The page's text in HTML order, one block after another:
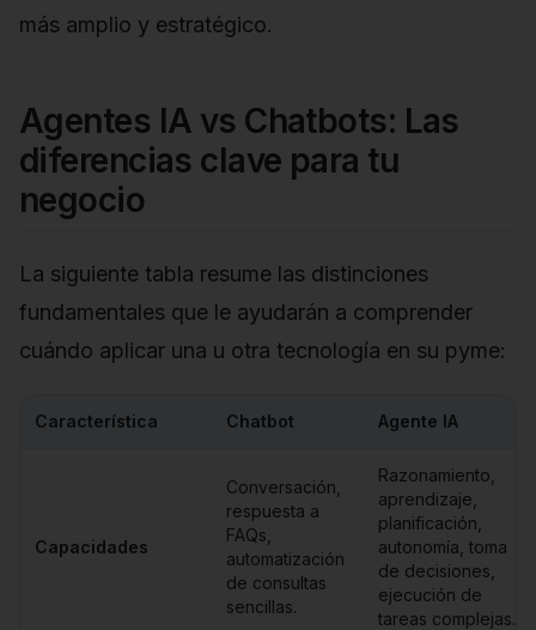
más amplio y estratégico.
Agentes IA vs Chatbots: Las
diferencias clave para tu
negocio
La siguiente tabla resume las distinciones
fundamentales que le ayudarán a comprender
cuándo aplicar una u otra tecnología en su pyme:
Característica Chatbot Agente IA
Capacidades
Conversación,
respuesta a
FAQs,
automatización
de consultas
sencillas.
Razonamiento,
aprendizaje,
planificación,
autonomía, toma
de decisiones,
ejecución de
tareas complejas.